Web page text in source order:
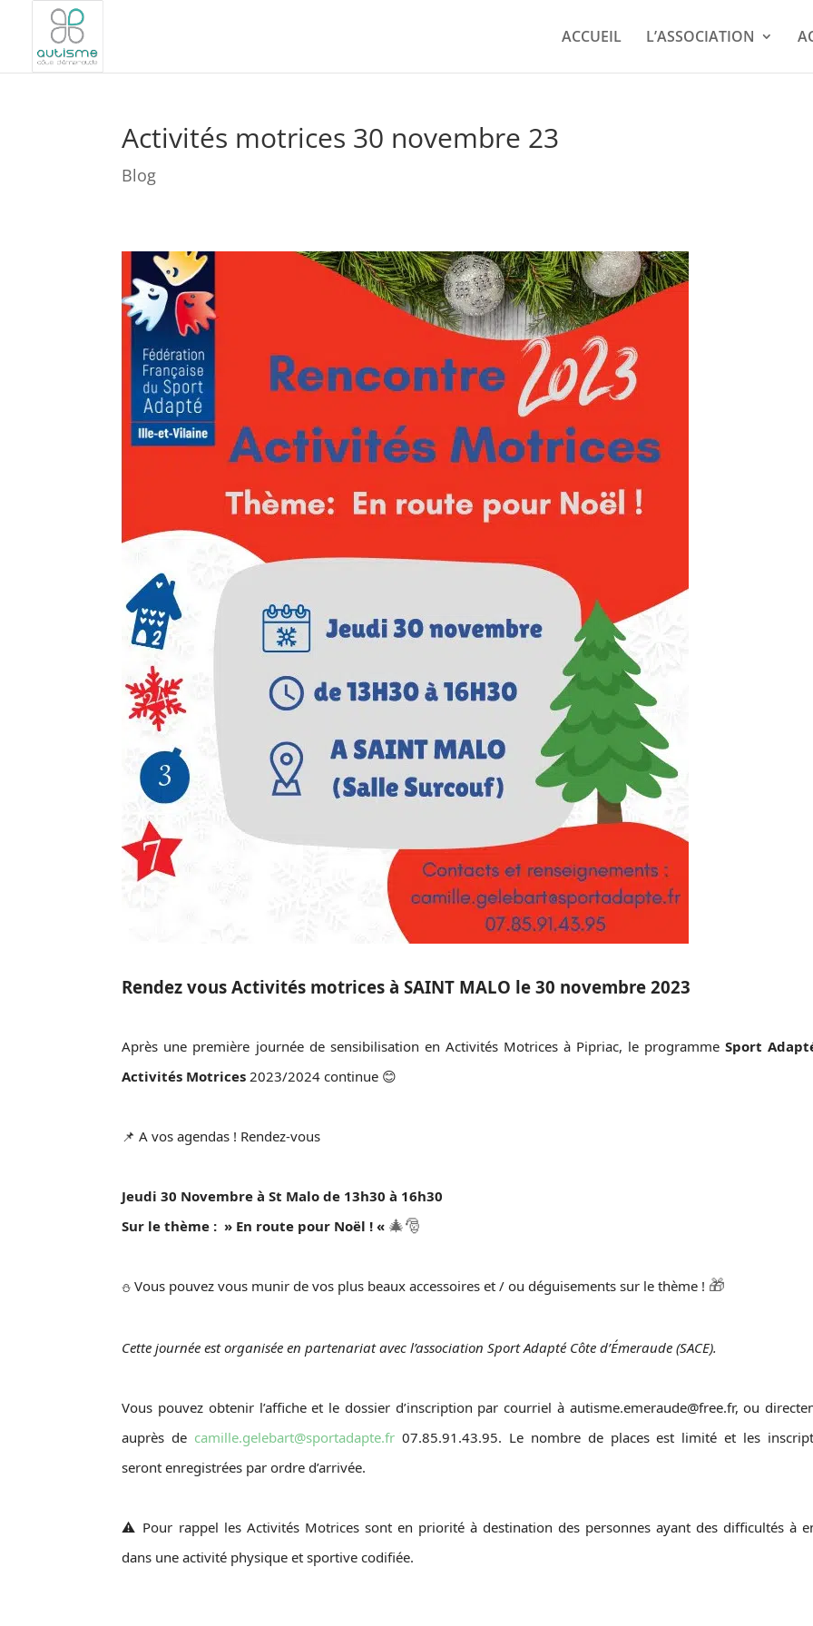
ACCUEIL L’ASSOCIATION
Activités motrices 30 novembre 23
Blog
Rendez vous Activités motrices à SAINT MALO le 30 novembre 2023
Après une première journée de sensibilisation en Activités Motrices à Pipriac, le programme Sport
Activités Motrices 2023/2024 continue 😊
📌 A vos agendas ! Rendez-vous
Jeudi 30 Novembre à St Malo de 13h30 à 16h30
Sur le thème : » En route pour Noël ! « 🎄🎅
⛄Vous pouvez vous munir de vos plus beaux accessoires et / ou déguisements sur le thème ! 🎁
Cette journée est organisée en partenariat avec l’association Sport Adapté Côte d’Émeraude (SACE).
Vous pouvez obtenir l’affiche et le dossier d’inscription par courriel à autisme.emeraude@free.fr, ou
auprès de camille.gelebart@sportadapte.fr 07.85.91.43.95. Le nombre de places est limité et les
seront enregistrées par ordre d’arrivée.
⚠️ Pour rappel les Activités Motrices sont en priorité à destination des personnes ayant des difficultés à
dans une activité physique et sportive codifiée.